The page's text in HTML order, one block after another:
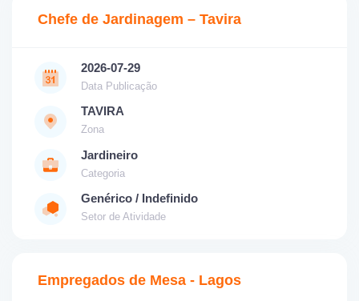
Chefe de Jardinagem – Tavira
2026-07-29
Data Publicação
TAVIRA
Zona
Jardineiro
Categoria
Genérico / Indefinido
Setor de Atividade
Empregados de Mesa - Lagos